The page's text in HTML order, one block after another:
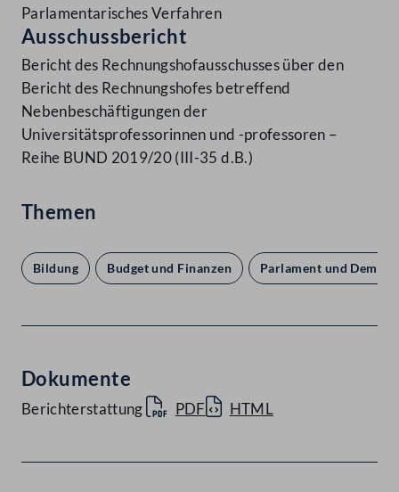
Parlamentarisches Verfahren
Ausschussbericht
Bericht des Rechnungshofausschusses über den
Bericht des Rechnungshofes betreffend
Nebenbeschäftigungen der
Universitätsprofessorinnen und -professoren –
Reihe BUND 2019/20 (III-35 d.B.)
Themen
Bildung Budget und Finanzen Parlament und
Dokumente
Berichterstattung PDF HTML